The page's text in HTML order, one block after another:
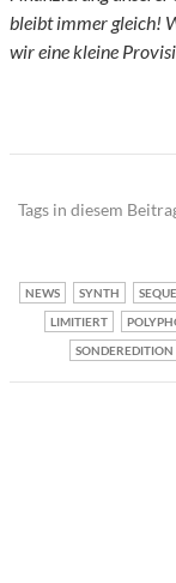
bleibt immer gleich!
wir eine kleine
Tags in diesem
NEWS SYNTH
LIMITIERT
SONDEREDITION